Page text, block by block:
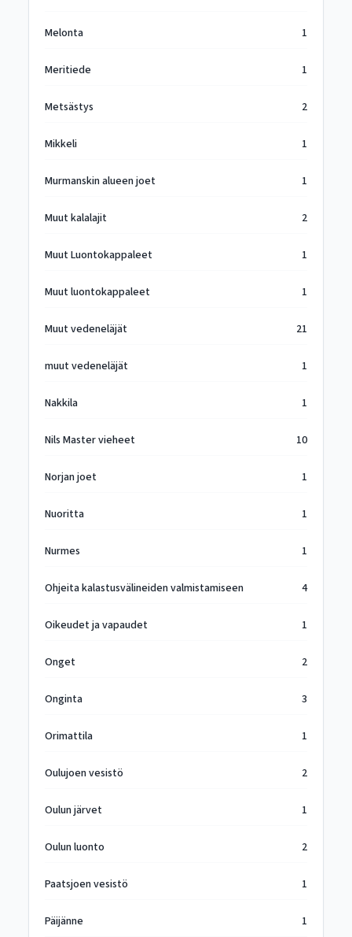
Melonta 1
Meritiede 1
Metsästys 2
Mikkeli 1
Murmanskin alueen joet 1
Muut kalalajit 2
Muut Luontokappaleet 1
Muut luontokappaleet 1
Muut vedeneläjät 21
muut vedeneläjät 1
Nakkila 1
Nils Master vieheet 10
Norjan joet 1
Nuoritta 1
Nurmes 1
Ohjeita kalastusvälineiden valmistamiseen 4
Oikeudet ja vapaudet 1
Onget 2
Onginta 3
Orimattila 1
Oulujoen vesistö 2
Oulun järvet 1
Oulun luonto 2
Paatsjoen vesistö 1
Päijänne 1